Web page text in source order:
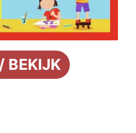
BEKIJK